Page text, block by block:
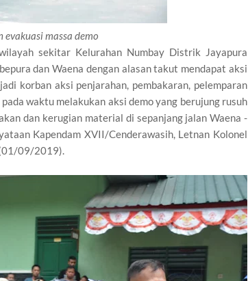
evakuasi massa demo
sekitar Kelurahan Numbay Distrik Jayapura
dan Waena dengan alasan takut mendapat aksi
korban aksi penjarahan, pembakaran, pelemparan
waktu melakukan aksi demo yang berujung rusuh
dan kerugian material di sepanjang jalan Waena -
Kapendam XVII/Cenderawasih, Letnan Kolonel
(01/09/2019).